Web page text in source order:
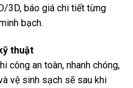
3D, báo giá chi tiết từng
bạch.
thuật
công an toàn, nhanh chóng,
vệ sinh sạch sẽ sau khi